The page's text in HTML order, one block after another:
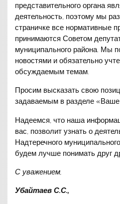
представительного органа
деятельность, поэтому мы
страничке все нормативные
принимаются Советом
муниципального района. Мы
новостями и обязательно
обсуждаемым темам.
Просим высказать свою
задаваемым в разделе
Надеемся, что наша
вас, позволит узнать о
Надтеречного
будем лучше понимать друг
С уважением,
Убайтаев С.С.,